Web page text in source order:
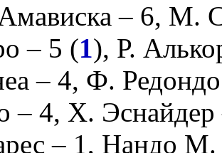
– 6, М.
– 5 (1), Р.
– 4, Ф. Редондо
– 4, Х. Эснайдер
– 1, Нандо М.